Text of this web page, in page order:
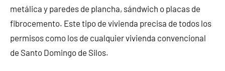
metálica y paredes de plancha, sándwich o placas de
fibrocemento. Este tipo de vivienda precisa de todos los
permisos como los de cualquier vivienda convencional
de Santo Domingo de Silos.